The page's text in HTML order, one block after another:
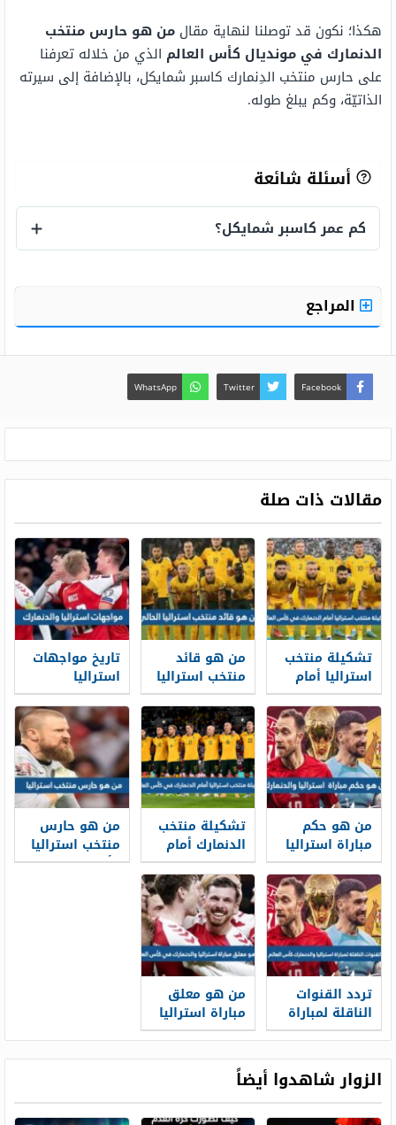
هكذا؛ نكون قد توصلنا لنهاية مقال من هو حارس منتخب
الدنمارك في مونديال كأس العالم الذي من خلاله تعرفنا
على حارس منتخب الدِنمارك كاسبر شمايكل، بالإضافة إلى سيرته
الذاتيّة، وكم يبلغ طوله.
أسئلة شائعة
كم عمر كاسبر شمايكل؟
المراجع
Facebook
Twitter
WhatsApp
مقالات ذات صلة
تشكيلة منتخب
استراليا أمام
الدنمارك في
كأس العالم
2022
من هو قائد
منتخب استراليا
الحالي
تاريخ مواجهات
استراليا
والدنمارك في
كرة القدم
من هو حكم
مباراة استراليا
والدنمارك في
كأس العالم
اليوم
تشكيلة منتخب
الدنمارك أمام
استراليا في
كأس العالم
2022
من هو حارس
منتخب استراليا
كأس العالم
تردد القنوات
الناقلة لمباراة
استراليا
العالم 2022
استراليا
من هو معلق
مباراة استراليا
والدنمارك في
الزوار شاهدوا أيضاً